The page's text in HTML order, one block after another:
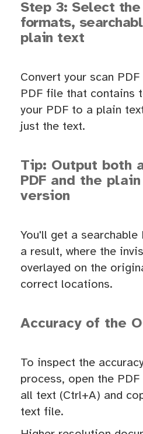
Step 3: Select
formats,
plain text
Convert your scan
PDF file that contains
your PDF to a plain
just the text.
Tip: Output both
PDF and the
version
You'll get a searchable
a result, where the
overlayed on the
correct locations.
Accuracy of the
To inspect the
process, open the
all text (Ctrl+A) and
text file.